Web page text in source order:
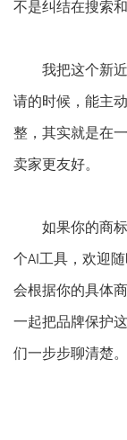
不是纠结在搜索
我把这个新
请的时候，能主
整，其实就是在
卖家更友好。
如果你的商
个AI工具，欢迎
会根据你的具体
一起把品牌保护
们一步步聊清楚。